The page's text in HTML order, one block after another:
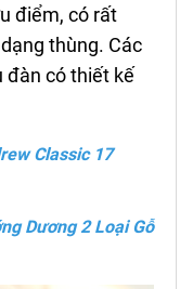
điểm, có rất
thùng. Các
đàn có thiết kế
Classic 17
Dương 2 Loại Gỗ